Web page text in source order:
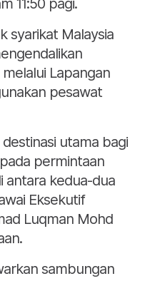
11:50 pagi.
syarikat Malaysia
Lapangan
pesawat
utama bagi
permintaan
antara kedua-dua
Eksekutif
Luqman Mohd
sambungan